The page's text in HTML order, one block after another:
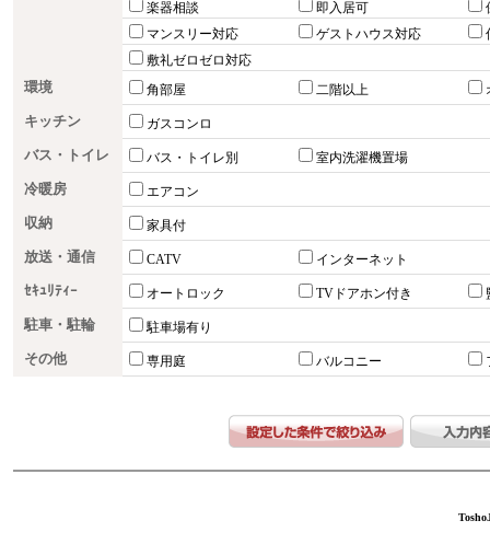
楽器相談
即入居可
マンスリー対応
ゲストハウス対応
敷礼ゼロゼロ対応
環境 角部屋 二階以上
キッチン ガスコンロ
バス・トイレ バス・トイレ別 室内洗濯機置場
冷暖房 エアコン
収納 家具付
放送・通信 CATV インターネット
ｾｷｭﾘﾃｨｰ オートロック TVドアホン付き
駐車・駐輪 駐車場有り
その他 専用庭 バルコニー